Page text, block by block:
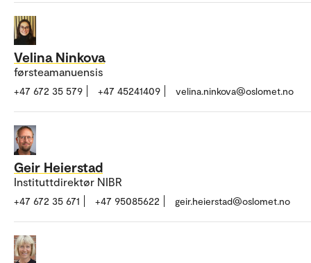
Velina Ninkova
førsteamanuensis
+47 672 35 579 +47 45241409 velina.ninkova@oslomet.no
Geir Heierstad
Instituttdirektør NIBR
+47 672 35 671 +47 95085622 geir.heierstad@oslomet.no